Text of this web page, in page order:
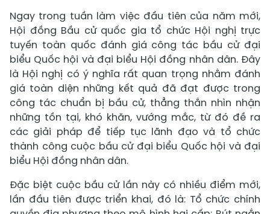
Ngay trong tuần làm việc đầu tiên của năm mới,
Hội đồng Bầu cử quốc gia tổ chức Hội nghị trực
tuyến toàn quốc đánh giá công tác bầu cử đại
biểu Quốc hội và đại biểu Hội đồng nhân dân. Đây
là Hội nghị có ý nghĩa rất quan trọng nhằm đánh
giá toàn diện những kết quả đã đạt được trong
công tác chuẩn bị bầu cử, thẳng thắn nhìn nhận
những tồn tại, khó khăn, vướng mắc, từ đó đề ra
các giải pháp để tiếp tục lãnh đạo và tổ chức
thành công cuộc bầu cử đại biểu Quốc hội và đại
biểu Hội đồng nhân dân.
Đặc biệt cuộc bầu cử lần này có nhiều điểm mới,
lần đầu tiên được triển khai, đó là: Tổ chức chính